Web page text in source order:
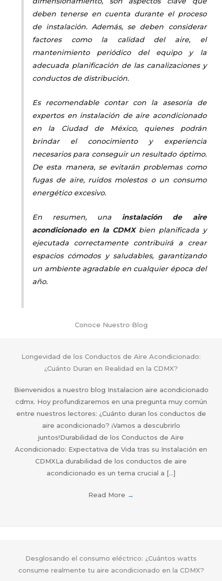
deben tenerse en cuenta durante el proceso
de instalación. Además, se deben considerar
factores como la calidad del aire, el
mantenimiento periódico del equipo y la
adecuada planificación de las canalizaciones y
conductos de distribución.
Es recomendable contar con la asesoría de
expertos en instalación de aire acondicionado
en la Ciudad de México, quienes podrán
brindar el conocimiento y experiencia
necesarios para conseguir un resultado óptimo.
De esta manera, se evitarán problemas como
fugas de aire, ruidos molestos o un consumo
energético excesivo.
En resumen, una instalación de aire
acondicionado en la CDMXbien planificada y
ejecutada correctamente contribuirá a crear
espacios cómodos y saludables, garantizando
un ambiente agradable en cualquier época del
año.
Conoce Nuestro Blog
Longevidad de los Conductos de Aire Acondicionado:
¿Cuánto Duran en Realidad en la CDMX?
Bienvenidos a nuestro blog Instalacion aire acondicionado
cdmx. Hoy profundizaremos en una pregunta muy común
entre nuestros lectores: ¿Cuánto duran los conductos de
aire acondicionado? ¡Vamos a descubrirlo
juntos!Durabilidad de los Conductos de Aire
Acondicionado: Expectativa de Vida tras su Instalación en
CDMXLa durabilidad de los conductos de aire
acondicionado es un tema crucial a […]
Read More →
Desglosando el consumo eléctrico: ¿Cuántos watts
consume realmente tu aire acondicionado en la CDMX?